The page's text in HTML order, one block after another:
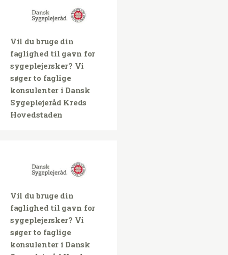
Vil du bruge din
faglighed til gavn for
sygeplejersker? Vi
søger to faglige
konsulenter i Dansk
Sygeplejeråd Kreds
Hovedstaden
Vil du bruge din
faglighed til gavn for
sygeplejersker? Vi
søger to faglige
konsulenter i Dansk